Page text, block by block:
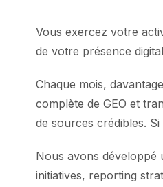
Vous exercez votre
de votre présence
Chaque mois,
complète de GEO et
de sources crédibles.
Nous avons développé
initiatives, reporting